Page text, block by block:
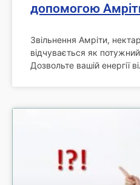
допомогою
Звільнення Амріти,
відчувається як потужний
Дозвольте вашій енергії